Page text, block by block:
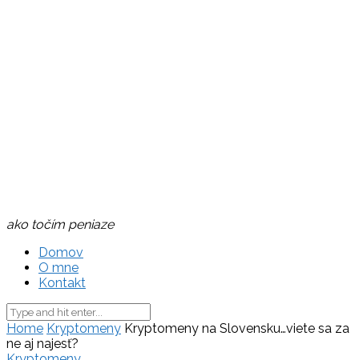
ako točím peniaze
Domov
O mne
Kontakt
Home Kryptomeny Kryptomeny na Slovensku…viete sa za
ne aj najesť?